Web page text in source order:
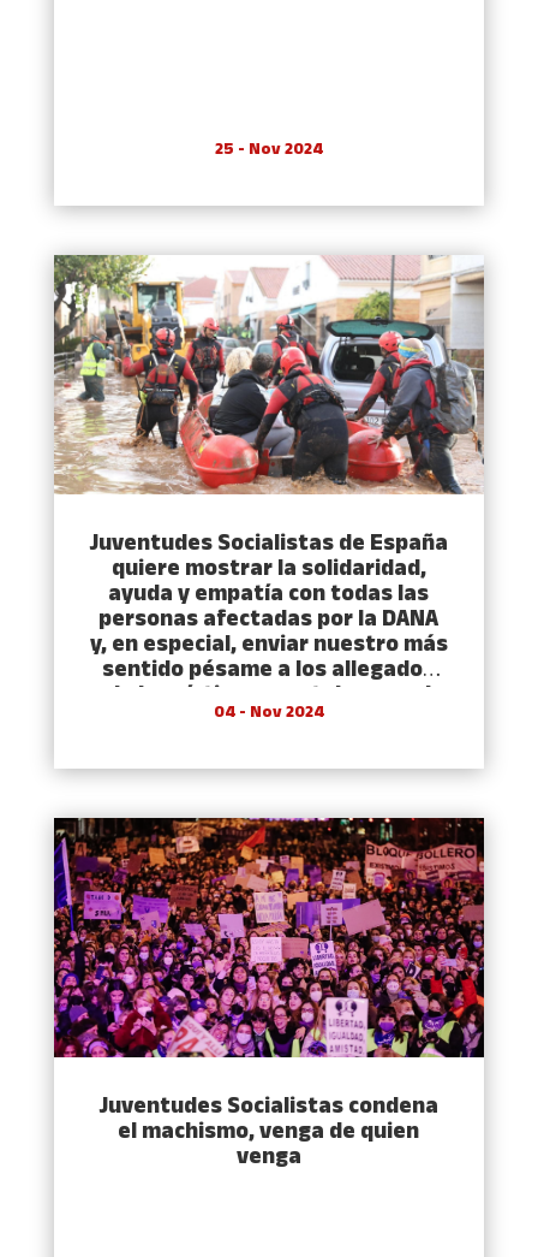
25 - Nov 2024
Juventudes Socialistas de España
quiere mostrar la solidaridad,
ayuda y empatía con todas las
personas afectadas por la DANA
y, en especial, enviar nuestro más
sentido pésame a los allegados
de las víctimas mortales por el
temporal
04 - Nov 2024
Juventudes Socialistas condena
el machismo, venga de quien
venga